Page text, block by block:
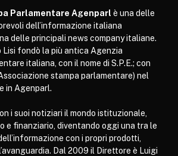
Parlamentare Agenparl è una delle
dell’informazione italiana
delle principali news company italiane.
fondò la più antica Agenzia
italiana, con il nome di S.P.E.; con
stampa parlamentare) nel
in Agenparl.
i suoi notiziari il mondo istituzionale,
e finanziario, diventando oggi una tra le
con i propri prodotti,
Dal 2009 il Direttore è Luigi